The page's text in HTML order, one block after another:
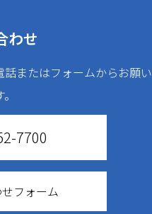
わせ
またはフォームからお願い
7700
フォーム